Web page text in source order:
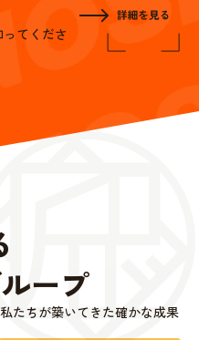
てくださ
ープ
私たちが築いてきた確かな成果